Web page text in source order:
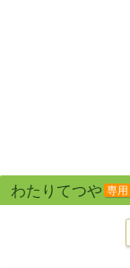
わたりてつや 専用